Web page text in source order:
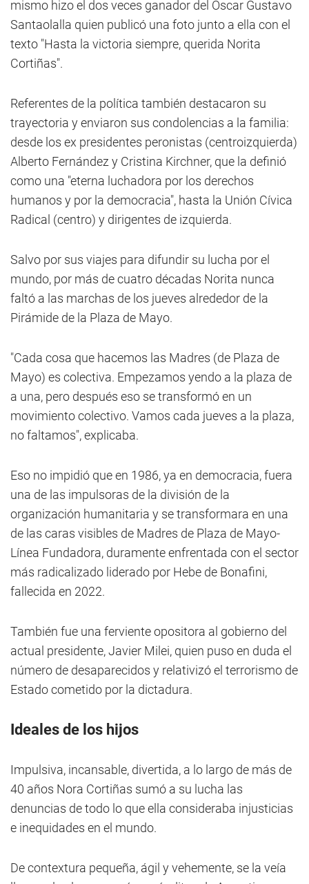
mismo hizo el dos veces ganador del Oscar Gustavo
Santaolalla quien publicó una foto junto a ella con el
texto "Hasta la victoria siempre, querida Norita
Cortiñas".
Referentes de la política también destacaron su
trayectoria y enviaron sus condolencias a la familia:
desde los ex presidentes peronistas (centroizquierda)
Alberto Fernández y Cristina Kirchner, que la definió
como una "eterna luchadora por los derechos
humanos y por la democracia", hasta la Unión Cívica
Radical (centro) y dirigentes de izquierda.
Salvo por sus viajes para difundir su lucha por el
mundo, por más de cuatro décadas Norita nunca
faltó a las marchas de los jueves alrededor de la
Pirámide de la Plaza de Mayo.
"Cada cosa que hacemos las Madres (de Plaza de
Mayo) es colectiva. Empezamos yendo a la plaza de
a una, pero después eso se transformó en un
movimiento colectivo. Vamos cada jueves a la plaza,
no faltamos", explicaba.
Eso no impidió que en 1986, ya en democracia, fuera
una de las impulsoras de la división de la
organización humanitaria y se transformara en una
de las caras visibles de Madres de Plaza de Mayo-
Línea Fundadora, duramente enfrentada con el sector
más radicalizado liderado por Hebe de Bonafini,
fallecida en 2022.
También fue una ferviente opositora al gobierno del
actual presidente, Javier Milei, quien puso en duda el
número de desaparecidos y relativizó el terrorismo de
Estado cometido por la dictadura.
Ideales de los hijos
Impulsiva, incansable, divertida, a lo largo de más de
40 años Nora Cortiñas sumó a su lucha las
denuncias de todo lo que ella consideraba injusticias
e inequidades en el mundo.
De contextura pequeña, ágil y vehemente, se la veía